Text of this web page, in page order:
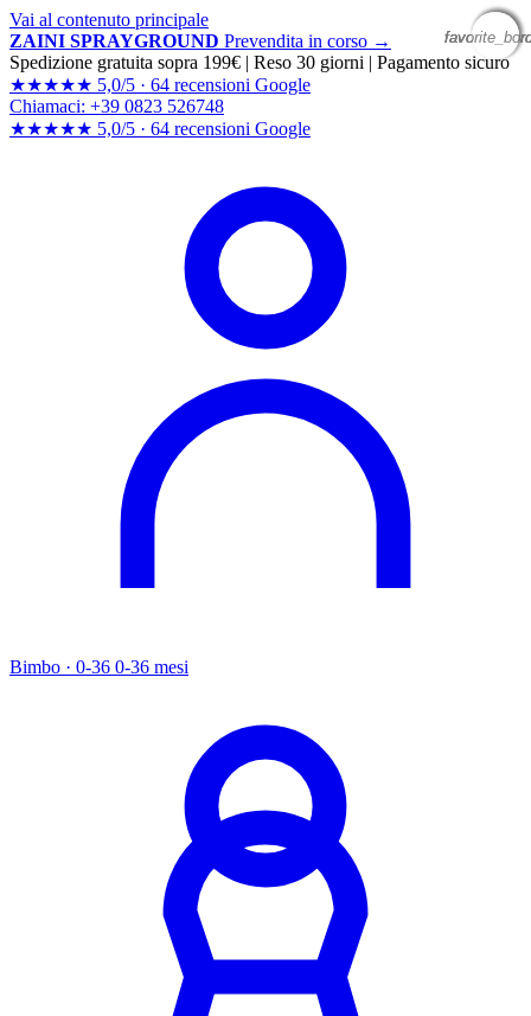
Vai al contenuto principale
ZAINI SPRAYGROUND Prevendita in corso →
Spedizione gratuita sopra 199€ | Reso 30 giorni | Pagamento sicuro
★★★★★ 5,0/5 · 64 recensioni Google
Chiamaci: +39 0823 526748
★★★★★ 5,0/5 · 64 recensioni Google
Bimbo · 0-36 0-36 mesi